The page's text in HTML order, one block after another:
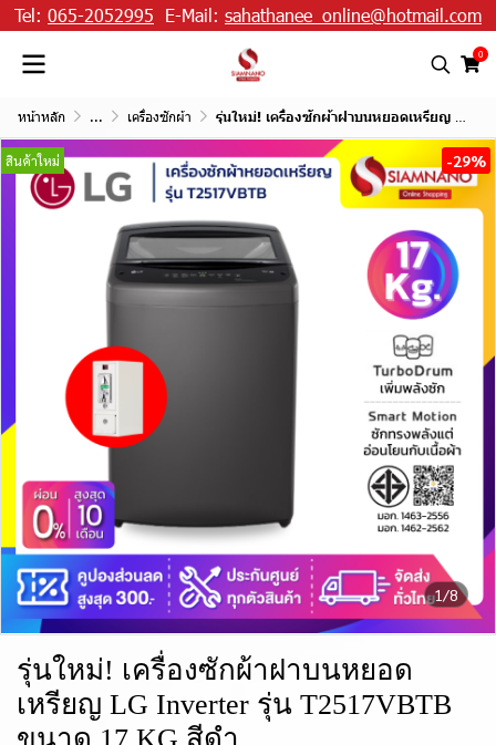
Tel: 065-2052995 E-Mail: sahathanee_online@hotmail.com
0
หน้าหลัก ... เครื่องซักผ้า รุ่นใหม่! เครื่องซักผ้าฝาบนหยอดเหรียญ LG Inverter รุ่น T2517VBTB ขนาด 17 KG สีดำ
1/8
สินค้าใหม่ -29%
รุ่นใหม่! เครื่องซักผ้าฝาบนหยอด
เหรียญ LG Inverter รุ่น T2517VBTB